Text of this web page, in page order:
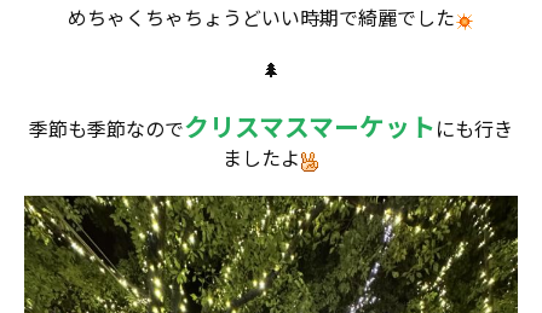
めちゃくちゃちょうどいい時期で綺麗でした
🌲
季節も季節なのでクリスマスマーケットにも行き
ましたよ